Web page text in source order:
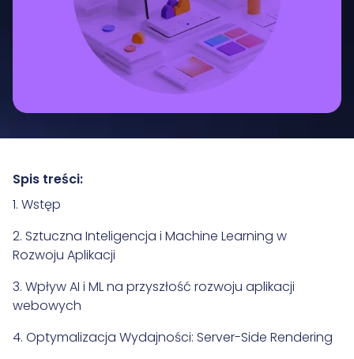
Spis treści:
1. Wstęp
2. Sztuczna Inteligencja i Machine Learning w
Rozwoju Aplikacji
3. Wpływ AI i ML na przyszłość rozwoju aplikacji
webowych
4. Optymalizacja Wydajności: Server-Side Rendering